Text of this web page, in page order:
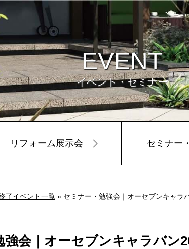
EVENT
イベント・セミナー
リフォーム展示会 セミナー
了イベント一覧 » セミナー・勉強会｜オーセブンキャラ
強会｜オーセブンキャラバ